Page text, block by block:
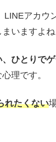
LINEアカウ
いますよね
ひとりで
理です。
れたくない